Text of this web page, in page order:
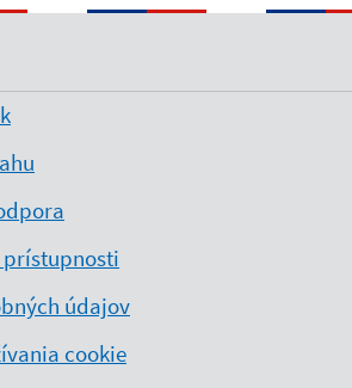
prístupnosti
údajov
cookie